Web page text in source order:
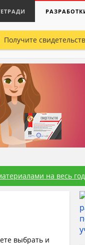
Получите
на весь
выбрать и